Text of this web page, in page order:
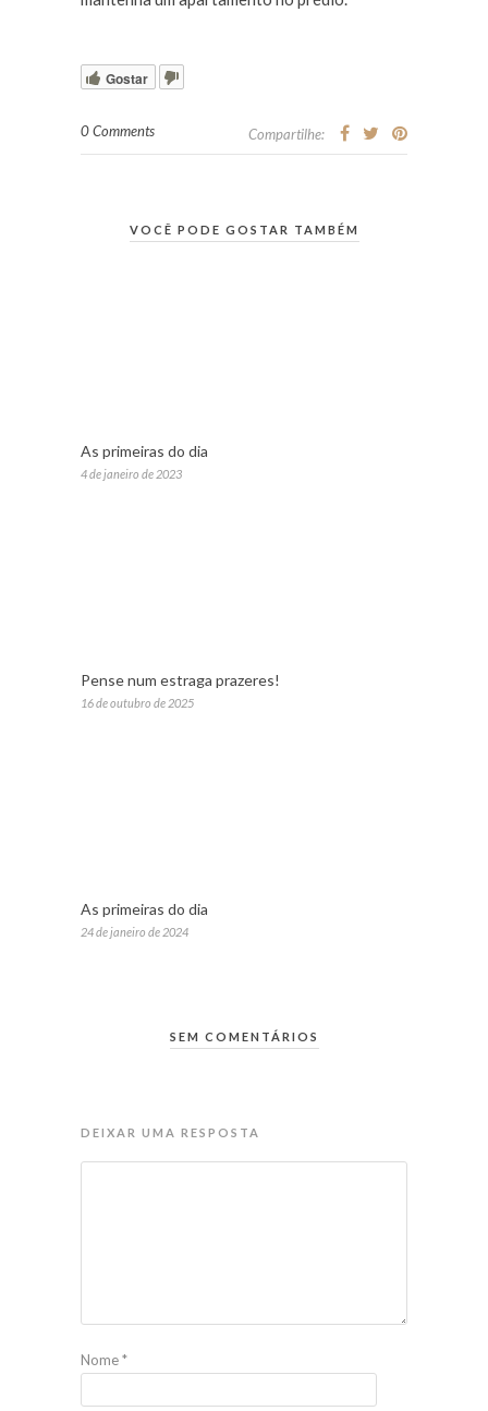
Gostar
0 Comments Compartilhe:
VOCÊ PODE GOSTAR TAMBÉM
As primeiras do dia
4 de janeiro de 2023
Pense num estraga prazeres!
16 de outubro de 2025
As primeiras do dia
24 de janeiro de 2024
SEM COMENTÁRIOS
DEIXAR UMA RESPOSTA
Nome*